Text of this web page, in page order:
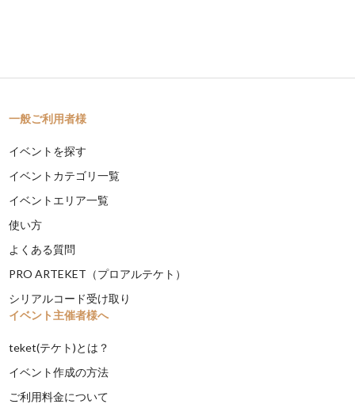
一般ご利用者様
イベントを探す
イベントカテゴリ一覧
イベントエリア一覧
使い方
よくある質問
PRO ARTEKET（プロアルテケト）
シリアルコード受け取り
イベント主催者様へ
teket(テケト)とは？
イベント作成の方法
ご利用料金について